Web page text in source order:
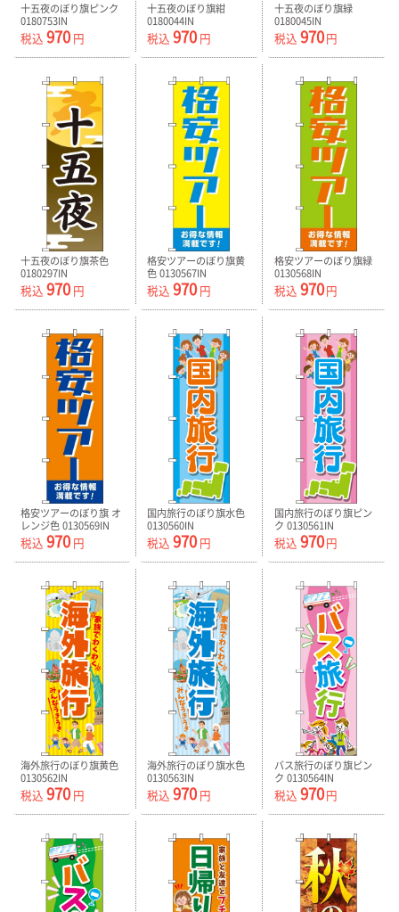
十五夜のぼり旗ピンク
0180753IN
税込 970 円
十五夜のぼり旗紺
0180044IN
税込 970円
十五夜のぼり旗緑
0180045IN
税込 970円
十五夜のぼり旗茶色
0180297IN
税込 970 円
格安ツアーのぼり旗黄
色 0130567IN
税込 970円
格安ツアーのぼり旗緑
0130568IN
税込 970円
格安ツアーのぼり旗 オ
レンジ色 0130569IN
税込 970 円
国内旅行のぼり旗水色
0130560IN
税込 970円
国内旅行のぼり旗ピン
ク 0130561IN
税込 970円
海外旅行のぼり旗黄色
0130562IN
税込 970 円
海外旅行のぼり旗水色
0130563IN
税込 970円
バス旅行のぼり旗ピン
ク 0130564IN
税込 970円